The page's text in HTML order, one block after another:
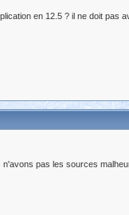
en 12.5 ? il ne doit pas
pas les sources